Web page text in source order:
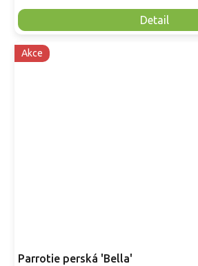
Detail
Akce
Parrotie perská 'Bella'